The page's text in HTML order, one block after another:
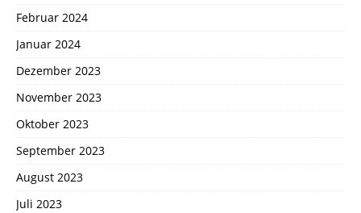
Februar 2024
Januar 2024
Dezember 2023
November 2023
Oktober 2023
September 2023
August 2023
Juli 2023